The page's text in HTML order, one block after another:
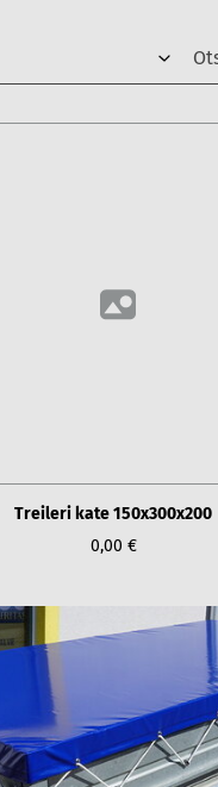
Treileri kate 150x300x200
0,00 €